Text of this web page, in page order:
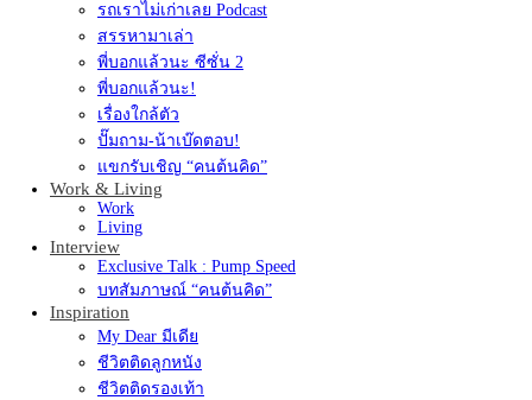
รถเราไม่เก่าเลย Podcast
สรรหามาเล่า
พี่บอกแล้วนะ ซีซั่น 2
พี่บอกแล้วนะ!
เรื่องใกล้ตัว
ปั๊มถาม-น้าเบ๊ดตอบ!
แขกรับเชิญ “คนต้นคิด”
Work & Living
Work
Living
Interview
Exclusive Talk : Pump Speed
บทสัมภาษณ์ “คนต้นคิด”
Inspiration
My Dear มีเดีย
ชีวิตติดลูกหนัง
ชีวิตติดรองเท้า